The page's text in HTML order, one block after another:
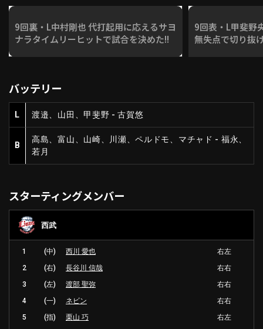
9回裏・L中村剛也 代打起用に応えるサヨ
ナラタイムリーヒットで試合を決めた!!
9回表・L甲斐野
無失点で切り抜
バッテリー
L 渡邉、山田、甲斐野 - 古賀悠
B
高島、富山、山崎、川瀬、ペルドモ、マチャド - 福永、
若月
スターティングメンバー
西武
1 (中) 西川 愛也
右左
2
(右) 長谷川 信哉
右右
3
(左) 渡部 聖弥
右右
4
(一) ネビン
右右
5
(指) 栗山 巧
右左